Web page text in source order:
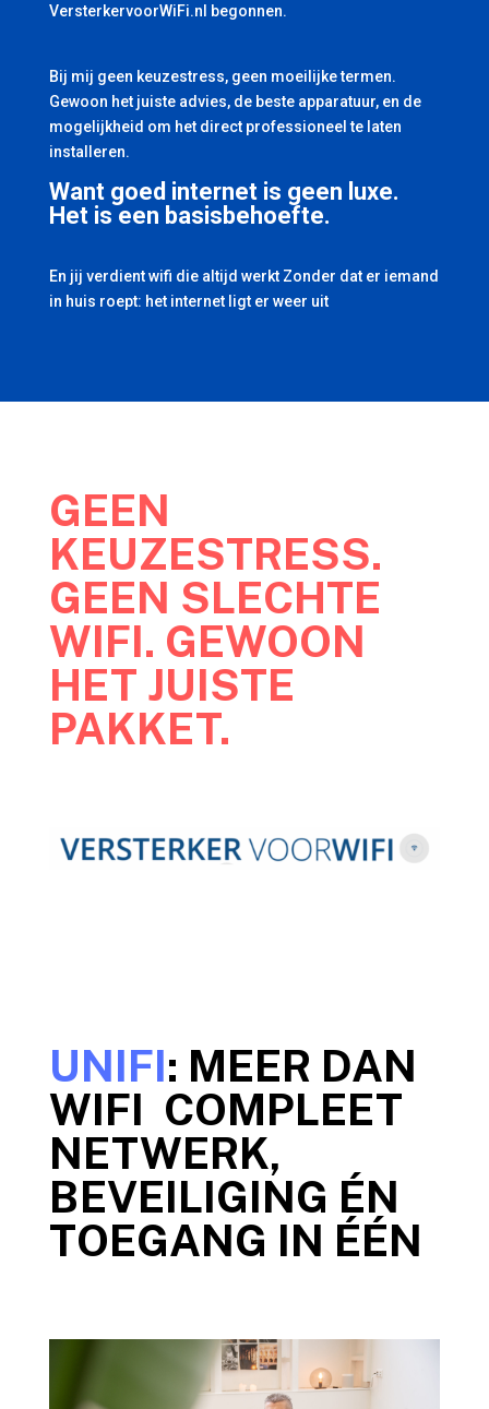
VersterkervoorWiFi.nl begonnen.
Bij mij geen keuzestress, geen moeilijke termen.
Gewoon het juiste advies, de beste apparatuur, en de
mogelijkheid om het direct professioneel te laten
installeren.
Want goed internet is geen luxe.
Het is een basisbehoefte.
En jij verdient wifi die altijd werkt Zonder dat er iemand
in huis roept: het internet ligt er weer uit
GEEN
KEUZESTRESS.
GEEN SLECHTE
WIFI. GEWOON
HET JUISTE
PAKKET.
UNIFI: MEER DAN
WIFI COMPLEET
NETWERK,
BEVEILIGING ÉN
TOEGANG IN ÉÉN